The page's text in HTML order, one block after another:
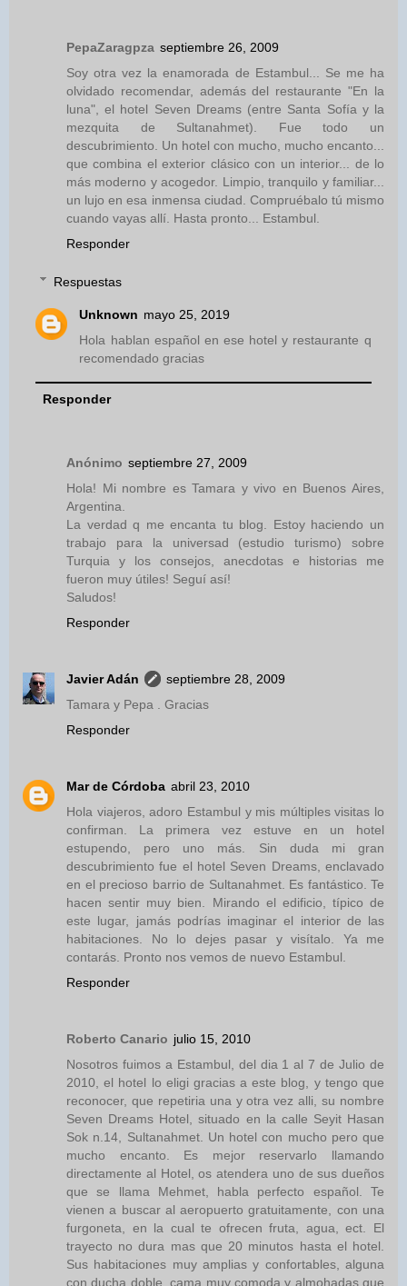
PepaZaragpza septiembre 26, 2009
Soy otra vez la enamorada de Estambul... Se me ha
olvidado recomendar, además del restaurante "En la
luna", el hotel Seven Dreams (entre Santa Sofía y la
mezquita de Sultanahmet). Fue todo un
descubrimiento. Un hotel con mucho, mucho encanto...
que combina el exterior clásico con un interior... de lo
más moderno y acogedor. Limpio, tranquilo y familiar...
un lujo en esa inmensa ciudad. Compruébalo tú mismo
cuando vayas allí. Hasta pronto... Estambul.
Responder
Respuestas
Unknown mayo 25, 2019
Hola hablan español en ese hotel y restaurante q
recomendado gracias
Responder
Anónimo septiembre 27, 2009
Hola! Mi nombre es Tamara y vivo en Buenos Aires,
Argentina.
La verdad q me encanta tu blog. Estoy haciendo un
trabajo para la universad (estudio turismo) sobre
Turquia y los consejos, anecdotas e historias me
fueron muy útiles! Seguí así!
Saludos!
Responder
Javier Adán
septiembre 28, 2009
Tamara y Pepa . Gracias
Responder
Mar de Córdoba abril 23, 2010
Hola viajeros, adoro Estambul y mis múltiples visitas lo
confirman. La primera vez estuve en un hotel
estupendo, pero uno más. Sin duda mi gran
descubrimiento fue el hotel Seven Dreams, enclavado
en el precioso barrio de Sultanahmet. Es fantástico. Te
hacen sentir muy bien. Mirando el edificio, típico de
este lugar, jamás podrías imaginar el interior de las
habitaciones. No lo dejes pasar y visítalo. Ya me
contarás. Pronto nos vemos de nuevo Estambul.
Responder
Roberto Canario julio 15, 2010
Nosotros fuimos a Estambul, del dia 1 al 7 de Julio de
2010, el hotel lo eligi gracias a este blog, y tengo que
reconocer, que repetiria una y otra vez alli, su nombre
Seven Dreams Hotel, situado en la calle Seyit Hasan
Sok n.14, Sultanahmet. Un hotel con mucho pero que
mucho encanto. Es mejor reservarlo llamando
directamente al Hotel, os atendera uno de sus dueños
que se llama Mehmet, habla perfecto español. Te
vienen a buscar al aeropuerto gratuitamente, con una
furgoneta, en la cual te ofrecen fruta, agua, ect. El
trayecto no dura mas que 20 minutos hasta el hotel.
Sus habitaciones muy amplias y confortables, alguna
con ducha doble, cama muy comoda y almohadas que